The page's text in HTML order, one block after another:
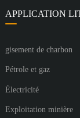
APPLICATION
gisement de charbon
Pétrole et gaz
Électricité
Exploitation minière